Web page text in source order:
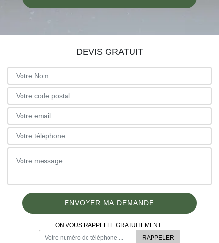
DEVIS GRATUIT
ON VOUS RAPPELLE GRATUITEMENT